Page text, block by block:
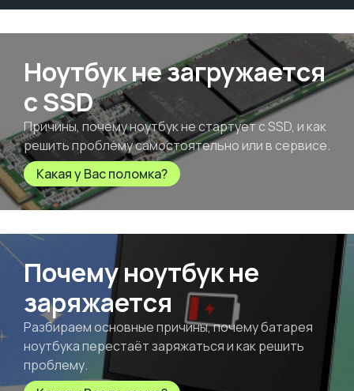
Ноутбук не загружается
с SSD
Причины, почему ноутбук не стартует с SSD, и как
решить проблему самостоятельно или в сервисе.
Какая у Вас поломка?
Почему ноутбук не
заряжается
Разбираем основные причины, почему батарея
ноутбука перестаёт заряжаться и как решить
проблему.